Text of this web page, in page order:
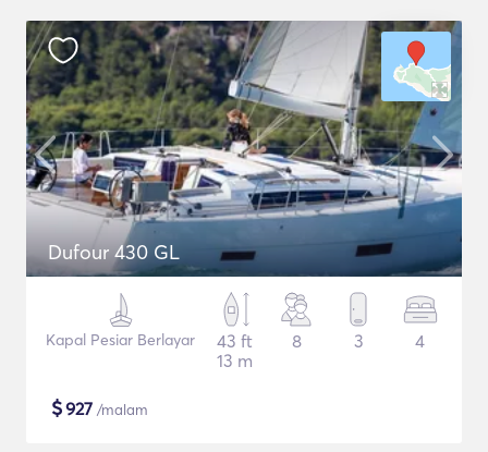
Dufour 430 GL
Kapal Pesiar Berlayar
43 ft
13 m
8 3 4
$927 /malam